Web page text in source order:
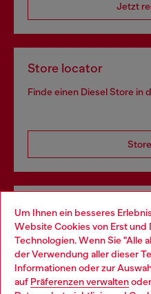
Um Ihnen ein besseres
Website Cookies von Erst
Technologien. Wenn Sie "Alle
der Verwendung aller dieser
Informationen oder zur
auf Präferenzen verwalten
Jetzt
Store locator
Finde einen Diesel Store in
Omnichannel-Services
Entdecke unser gesamtes
im Store.
Choose your location
You are currently browsing